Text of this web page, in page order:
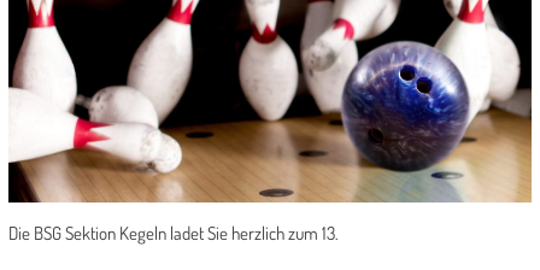
Die BSG Sektion Kegeln ladet Sie herzlich zum 13.